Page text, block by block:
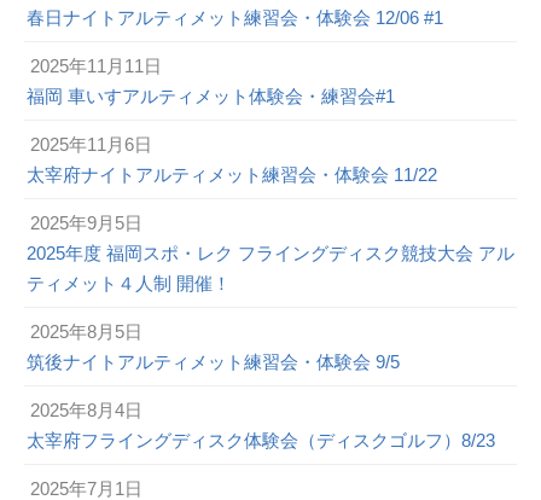
春日ナイトアルティメット練習会・体験会 12/06 #1
2025年11月11日
福岡 車いすアルティメット体験会・練習会#1
2025年11月6日
太宰府ナイトアルティメット練習会・体験会 11/22
2025年9月5日
2025年度 福岡スポ・レク フライングディスク競技大会 アル
ティメット４人制 開催！
2025年8月5日
筑後ナイトアルティメット練習会・体験会 9/5
2025年8月4日
太宰府フライングディスク体験会（ディスクゴルフ）8/23
2025年7月1日